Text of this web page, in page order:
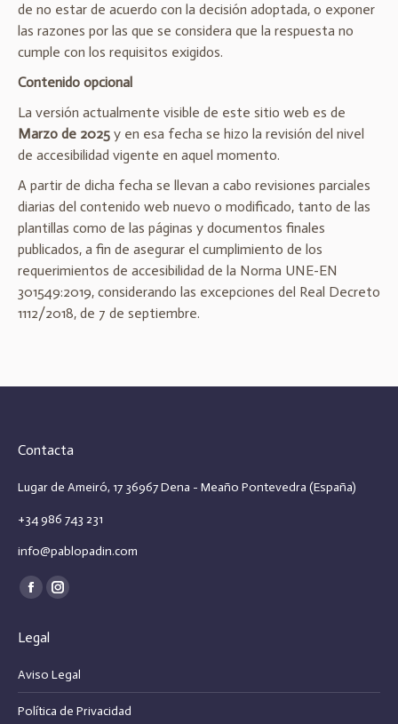
de no estar de acuerdo con la decisión adoptada, o exponer
las razones por las que se considera que la respuesta no
cumple con los requisitos exigidos.
Contenido opcional
La versión actualmente visible de este sitio web es de
Marzo de 2025 y en esa fecha se hizo la revisión del nivel
de accesibilidad vigente en aquel momento.
A partir de dicha fecha se llevan a cabo revisiones parciales
diarias del contenido web nuevo o modificado, tanto de las
plantillas como de las páginas y documentos finales
publicados, a fin de asegurar el cumplimiento de los
requerimientos de accesibilidad de la Norma UNE-EN
301549:2019, considerando las excepciones del Real Decreto
1112/2018, de 7 de septiembre.
Contacta
Lugar de Ameiró, 17 36967 Dena - Meaño Pontevedra (España)
+34 986 743 231
info@pablopadin.com
Encuéntranos en:
Facebook
opens
new
window
Instagram
new
window
Legal
Aviso Legal
Política de Privacidad